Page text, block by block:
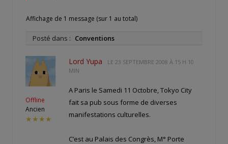
Affichage de 1 message (sur 1 au total)
Posté dans : Conventions
Offline
Ancien
★★★★
Lord Yupa LE 23 SEPTEMBRE 2008 À 15 H 10
MIN
A Paris le Samedi 11 Octobre, Tokyo City
fait sa pub sous forme de diverses
manifestations culturelles.
C’est au Palais des Congrès, M° Porte